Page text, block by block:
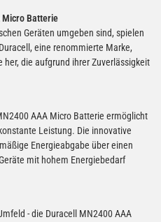
MicroBatterie
Geräten umgeben sind, spielen
eine renommierte Marke,
die aufgrund ihrer Zuverlässigkeit
AAA Micro Batterie ermöglicht
Leistung. Die innovative
Energieabgabe über einen
mit hohem Energiebedarf
- die Duracell MN2400 AAA